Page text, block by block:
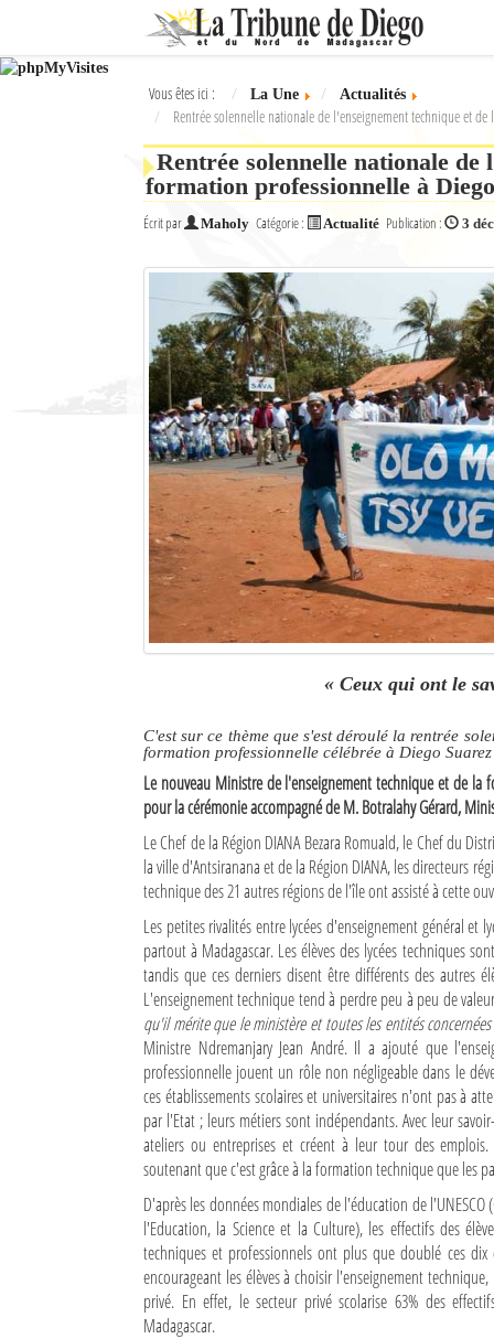
Ok
L'actualité à Diego Suarez
Le Nord de Madagascar
L'actualité du tourisme
Sites touristiques
Diego Suarez Pratique
Les Petites Annonces
La Tribune de Diego en PDF
Vous êtes ici : La Une Actualités
Rentrée solennelle nationale de l'enseignement technique et
Rentrée solennelle nationale de
formation professionnelle à
Écrit par Maholy Catégorie : Actualité Publication : 3
« Ceux qui ont le
C'est sur ce thème que s'est déroulé la rentrée
formation professionnelle célébrée à Diego
Le nouveau Ministre de l'enseignement technique et de la
pour la cérémonie accompagné de M. Botralahy Gérard,
Le Chef de la Région DIANA Bezara Romuald, le Chef du
la ville d'Antsiranana et de la Région DIANA, les directeurs
technique des 21 autres régions de l'île ont assisté à cette
Les petites rivalités entre lycées d'enseignement général et
partout à Madagascar. Les élèves des lycées techniques
tandis que ces derniers disent être différents des autres
L'enseignement technique tend à perdre peu à peu de
qu'il mérite que le ministère et toutes les entités
Ministre Ndremanjary Jean André. Il a ajouté que
professionnelle jouent un rôle non négligeable dans le
ces établissements scolaires et universitaires n'ont pas à
par l'Etat ; leurs métiers sont indépendants. Avec leur
ateliers ou entreprises et créent à leur tour des
soutenant que c'est grâce à la formation technique que les
D'après les données mondiales de l'éducation de
l'Education, la Science et la Culture), les effectifs des
techniques et professionnels ont plus que doublé ces dix
encourageant les élèves à choisir l'enseignement
privé. En effet, le secteur privé scolarise 63% des
Madagascar.